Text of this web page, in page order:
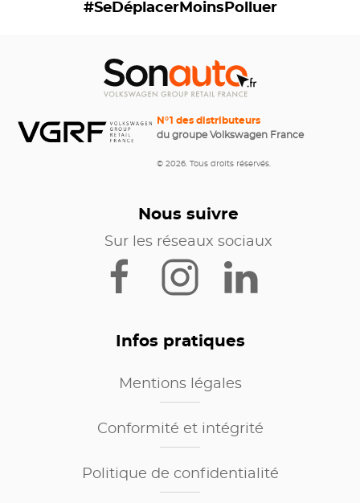
#SeDéplacerMoinsPolluer
N°1 des distributeurs
du groupe Volkswagen France
© 2026. Tous droits réservés.
Nous suivre
Sur les réseaux sociaux
Infos pratiques
Mentions légales
Conformité et intégrité
Politique de confidentialité